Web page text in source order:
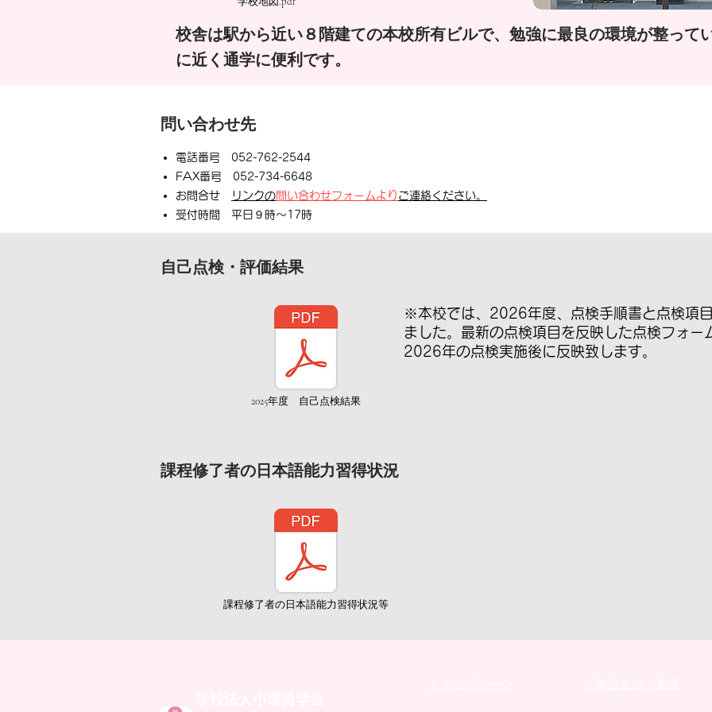
校舎は駅から近い８階建ての本校所有ビルで、勉強に最良の環境が整って
に近く通学に便利です。
問い合わせ先
電話番号 052-762-2544
FAX番号 052-734-6648
お問合せ
リンクの問い合わせフォームより ご連絡ください。
受付時間 平日９時～17時
自己点検・評価結果
2025年度 自己点検結果
※本校では、2026年度、点検手順書と点検項
ました。最新の点検項目を反映した点検フォー
2026年の点検実施後に反映致します。
課程修了者の日本語能力習得状況
課程修了者の日本語能力習得状況等